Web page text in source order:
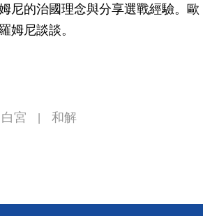
尼的治國理念與分享選戰經驗。歐
姆尼談談。
白宮 和解